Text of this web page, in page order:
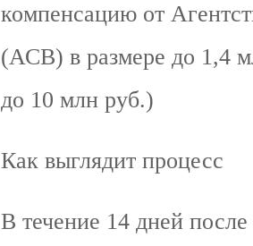
компенсацию от
(АСВ) в размере до 1,4
до 10 млн руб.)
Как выглядит процесс
В течение 14 дней